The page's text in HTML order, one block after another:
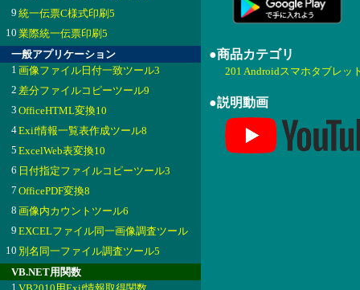
9 統一伝票C様式印刷5
10 業際統一伝票印刷5
一般アプリケーション
1 画像ファイル日付一致ツール3
2 差分ファイルコピーツール9
3 OfficeHTML変換10
4Exif情報一覧表作成ツール8
5 ExcelWeb表変換10
6 日付指定ファイルコピーツール3
7 OfficePDF変換8
8 画像内カウントツール6
9 EXCELファイル同一画像調査ツール
10 別名同一ファイル調査ツール5
VB.NET用関数
1
●商品カテゴリ
201 Androidスマホタブレッ
●説明動画